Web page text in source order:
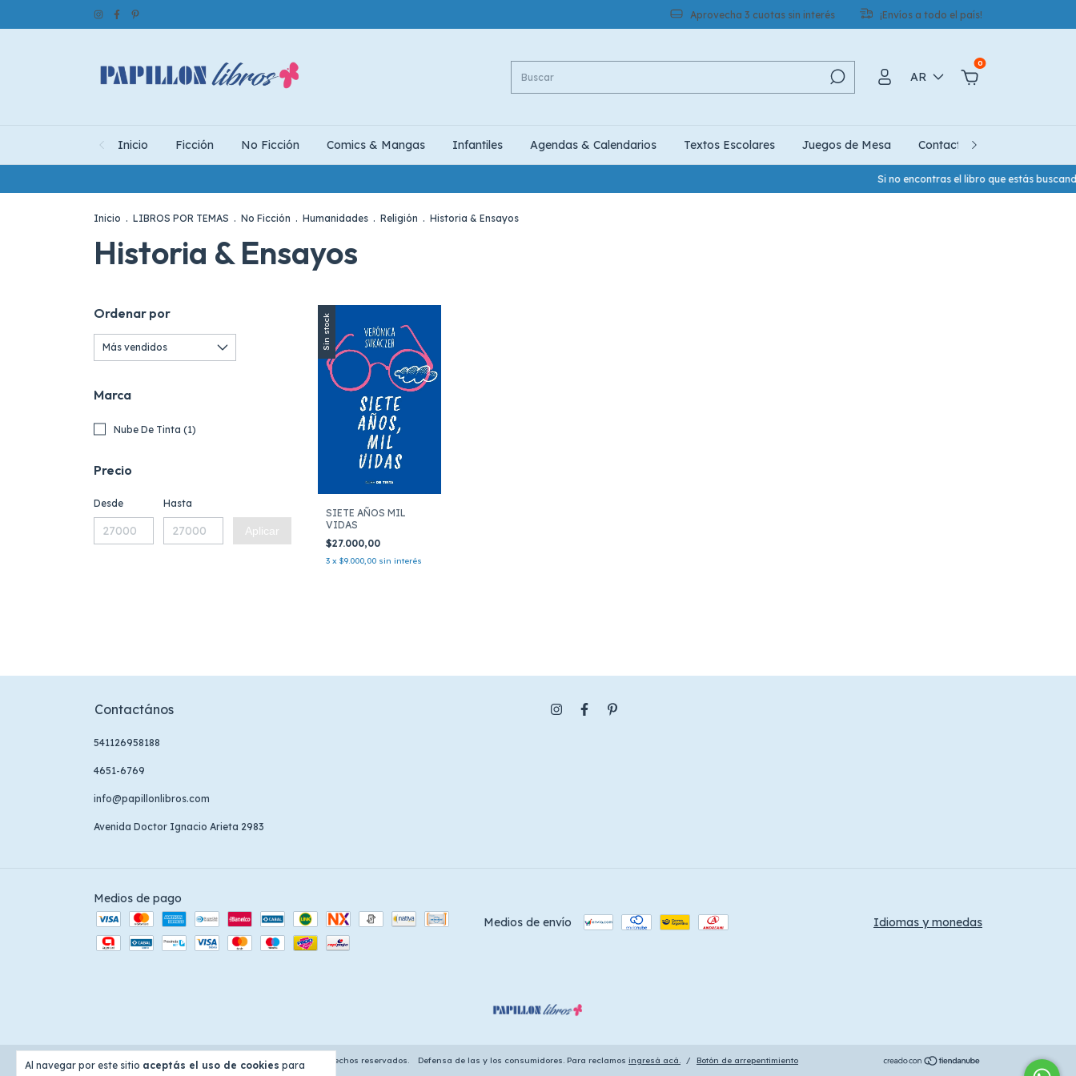
Aprovecha 3 cuotas sin interés ¡Envíos a todo el país!
AR
0
Inicio Ficción No Ficción Comics & Mangas Infantiles Agendas & Calendarios Textos Escolares Juegos de Mesa Contacto
Si no encontras el libro que estás
Al navegar por este sitio aceptás el uso de cookies para
Inicio . LIBROS POR TEMAS . No Ficción . Humanidades . Religión . Historia & Ensayos
Historia & Ensayos
Ordenar por
Marca
Nube De Tinta (1)
Precio
Desde Hasta
Aplicar
Sin stock
SIETE AÑOS MIL
VIDAS
$27.000,00
3 x $9.000,00 sin interés
Contactános
541126958188
4651-6769
info@papillonlibros.com
Avenida Doctor Ignacio Arieta 2983
Medios de pago
Medios de envío
Idiomas y monedas
Copyright Papillon Libros - 30710725191 - 2026. Todos los derechos reservados. Defensa de las y los consumidores. Para reclamos ingresá acá. / Botón de arrepentimiento